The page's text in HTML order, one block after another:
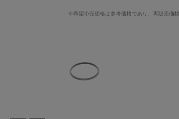
※希望小売価格は参考価格であり、再販売価